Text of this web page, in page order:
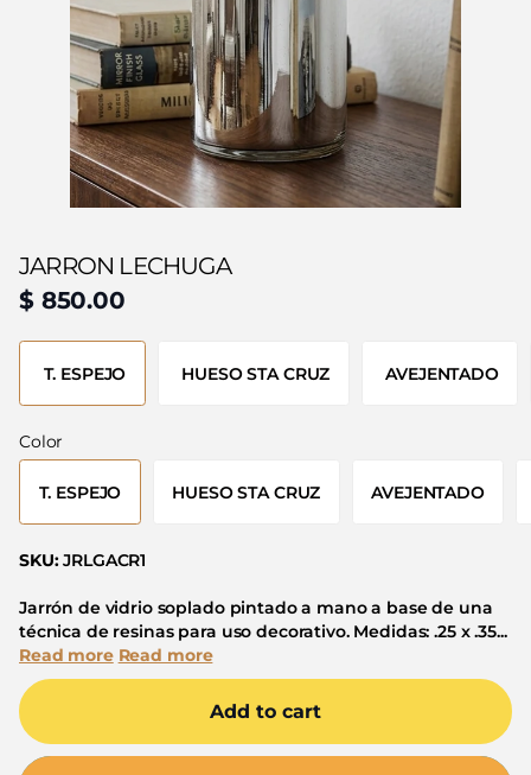
JARRON LECHUGA
$ 850.00
T. ESPEJO HUESO STA CRUZ AVEJENTADO
Color
T. ESPEJO HUESO STA CRUZ AVEJENTADO
SKU:JRLGACR1
Jarrón de vidrio soplado pintado a mano a base de una
técnica de resinas para uso decorativo. Medidas: .25 x .35...
Read more Read more
Add to cart